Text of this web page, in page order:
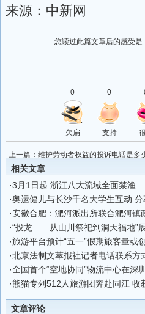
来源：中新网
您读过此篇文章后的感受是
0 0
欠扁 支持
上一篇： 维护劳动者权益的投诉电话是多
相关文章
·3月1日起 浙江八大流域全面禁渔
·奥运健儿与长沙千名大学生互动
·安徽合肥：淝河派出所联合淝河
·“投龙——从山川祭祀到洞天福地”
·旅游平台预计“五一”假期旅客量或
·北京法制文萃报社记者电话联系方
·全国首个“空地协同”物流中心在深
·熊猫专列512人旅游团奔赴同江 收
文章评论